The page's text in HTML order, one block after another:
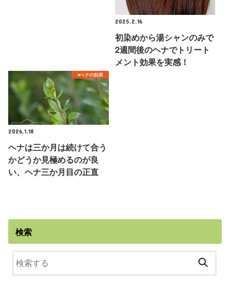
2025.2.16
初染めから湯シャンのみで
2週間後のヘナでトリート
メント効果を実感！
■ヘナの効果
2026.1.18
ヘナは三か月は続けて合う
かどうか見極めるのが良
い、ヘナ三か月目の正直
検索